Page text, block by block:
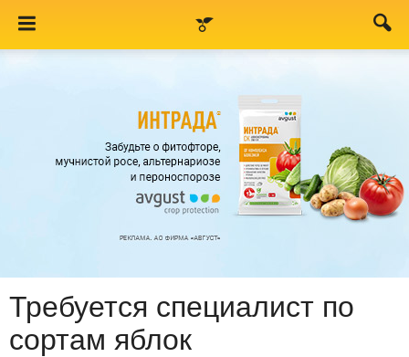
Требуется специалист по
сортам яблок